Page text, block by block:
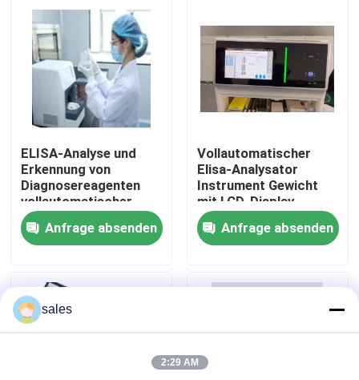
Werksbesichtigung
Qualitätskontrolle
Kontakt mit uns
Neuigkeiten
VR Show
ELISA-Analyse und
Erkennung von
Diagnosereagenten
vollautomatischer
Enzymmarker
Anfrage absenden
Vollautomatischer
Elisa-Analysator
Instrument Gewicht
mit LCD-Display
Anfrage absenden
sales
2:29 AM